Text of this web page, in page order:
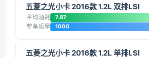
五菱之光小卡 2016款 1.2L 双排LSI
平均油耗 7.87
整备质量 1000
五菱之光小卡 2016款 1.2L 单排LSI